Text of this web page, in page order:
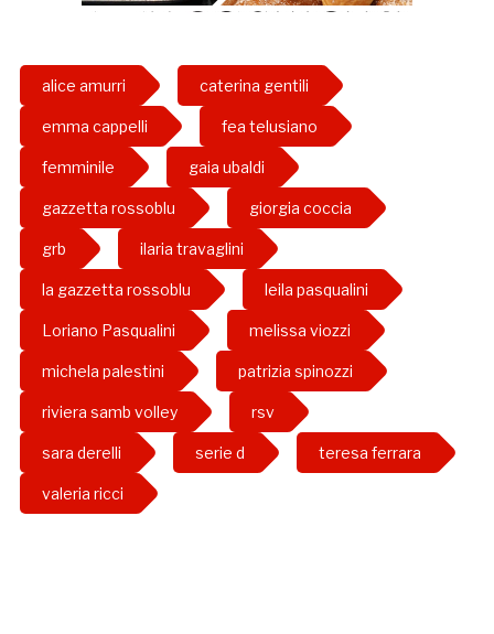
alice amurri caterina gentili
emma cappelli fea telusiano
femminile gaia ubaldi
gazzetta rossoblu giorgia coccia
grb ilaria travaglini
la gazzetta rossoblu leila pasqualini
Loriano Pasqualini melissa viozzi
michela palestini patrizia spinozzi
riviera samb volley rsv
sara derelli serie d teresa ferrara
valeria ricci